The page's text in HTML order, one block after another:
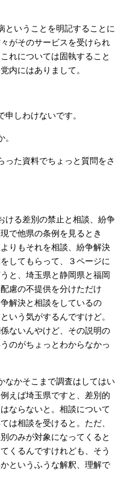
いうことを明記することに
がそのサービスを受けられ
れについては固執すること
内にはありまして。
しわけないです。
た資料でちょっと質問をさ
る差別の禁止と相談、紛争
で他県の条例を見るとき
りもそれを相談、紛争解決
してもらって、３ページに
と、埼玉県と静岡県と福岡
慮の不提供を分けただけ
解決と相談をしているの
いう気がするんですけど。
ないんやけど、その説明の
のがちょっとわからなかっ
かそこまで調査はしてはい
えば埼玉県ですと、差別的
ならないと。相談について
は相談を受けると。ただ、
のみが対象になってくると
くるんですけれども、そう
というふうな解釈、理解で